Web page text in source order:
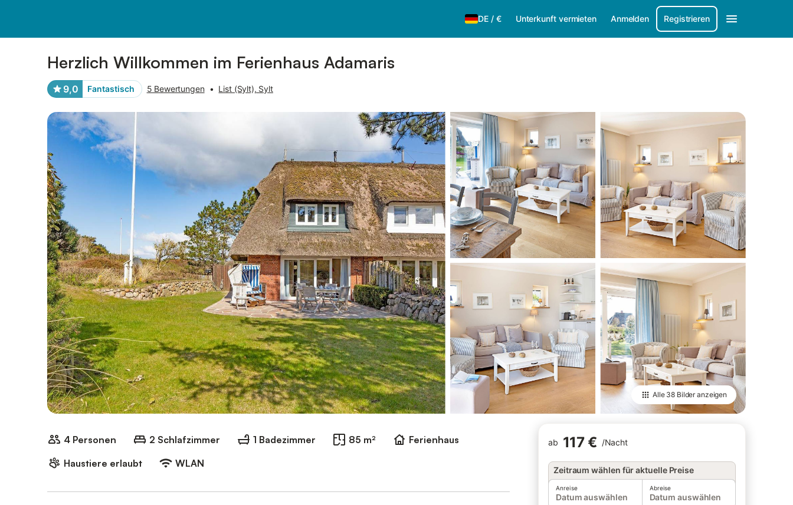
DE / € Unterkunft vermieten Anmelden Registrieren
Herzlich Willkommen im Ferienhaus Adamaris
9,0 Fantastisch 5 Bewertungen • List (Sylt), Sylt
Alle 38 Bilderanzeigen
4 Personen 2 Schlafzimmer 1 Badezimmer 85 m²
Ferienhaus
Haustiere erlaubt
WLAN
ab 117 € /Nacht
Zeitraum wählen für aktuelle Preise
Anreise
Datum auswählen
Abreise
Datum auswählen